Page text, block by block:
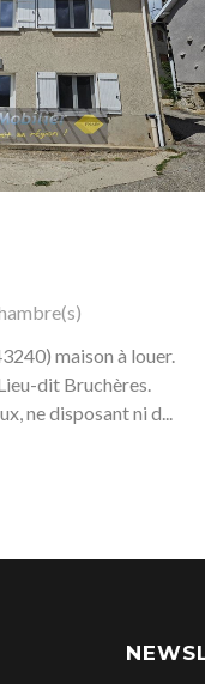
maison à louer.
dit Bruchères.
ne disposant ni d...